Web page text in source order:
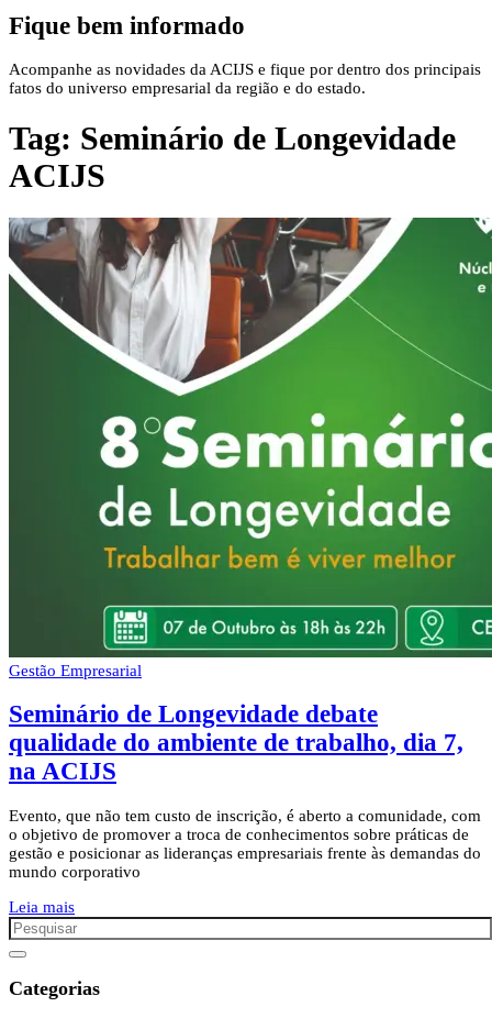
Fique bem informado
Acompanhe as novidades da ACIJS e fique por dentro dos principais
fatos do universo empresarial da região e do estado.
Tag: Seminário de Longevidade
ACIJS
Gestão Empresarial
Seminário de Longevidade debate
qualidade do ambiente de trabalho, dia 7,
na ACIJS
Evento, que não tem custo de inscrição, é aberto a comunidade, com
o objetivo de promover a troca de conhecimentos sobre práticas de
gestão e posicionar as lideranças empresariais frente às demandas do
mundo corporativo
Leia mais
Categorias